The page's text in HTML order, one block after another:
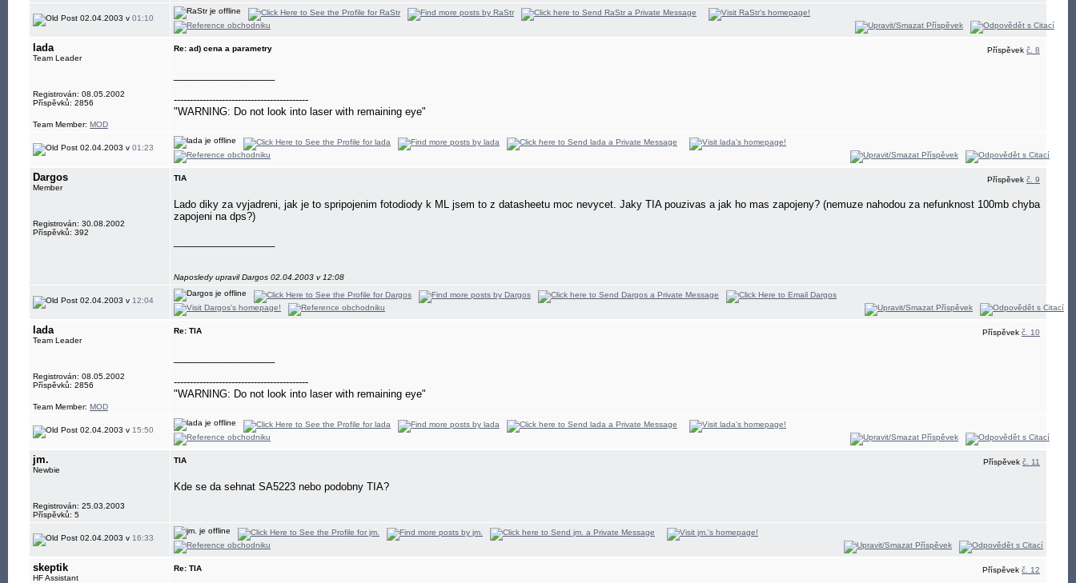
02.04.2003 v 01:10
lada
Team Leader
Registrován: 08.05.2002
Příspěvků: 2856
Team Member: MOD
Re: ad) cena a parametry Příspěvek č. 8
------------------------------------------
"WARNING: Do not look into laser with remaining eye"
02.04.2003 v 01:23
Dargos
Member
Registrován: 30.08.2002
Příspěvků: 392
TIA Příspěvek č. 9
Lado diky za vyjadreni, jak je to spripojenim fotodiody k ML jsem to z datasheetu moc nevycet. Jaky TIA pouzivas a jak ho mas zapojeny? (nemuze nahodou za nefunknost 100mb chyba
zapojeni na dps?)
Naposledy upravil Dargos 02.04.2003 v 12:08
02.04.2003 v 12:04
lada
Team Leader
Registrován: 08.05.2002
Příspěvků: 2856
Team Member: MOD
Re: TIA Příspěvek č. 10
------------------------------------------
"WARNING: Do not look into laser with remaining eye"
02.04.2003 v 15:50
jm.
Newbie
Registrován: 25.03.2003
Příspěvků: 5
TIA Příspěvek č. 11
Kde se da sehnat SA5223 nebo podobny TIA?
02.04.2003 v 16:33
skeptik
HF Assistant
Re: TIA Příspěvek č. 12